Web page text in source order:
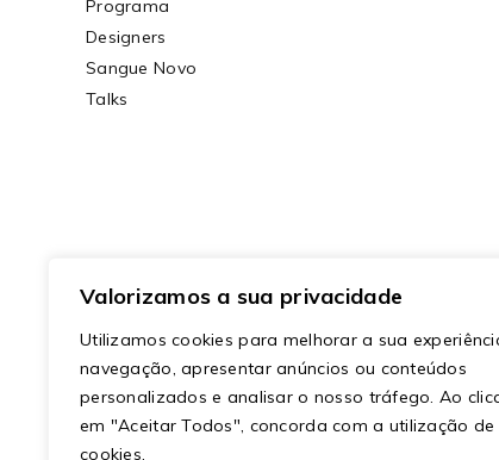
Valorizamos a sua privacidade
Utilizamos cookies para melhorar a sua
navegação, apresentar anúncios ou conteúdos
personalizados e analisar o nosso tráfego. Ao
em "Aceitar Todos", concorda com a utilização de
cookies.
Programa
Designers
Sangue Novo
Talks